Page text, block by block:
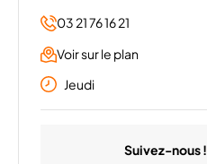
03 21 76 16 21
Voir sur le plan
Jeudi
Suivez-nous !